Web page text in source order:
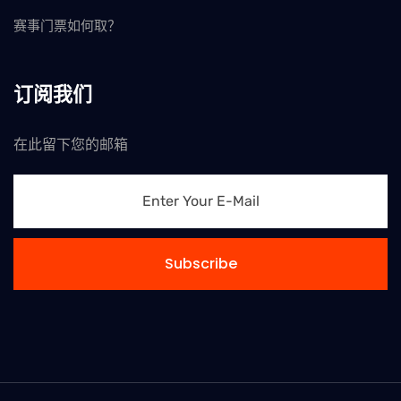
赛事门票如何取？
订阅我们
在此留下您的邮箱
Subscribe